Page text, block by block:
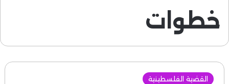
خطوات
القضية الفلسطينية